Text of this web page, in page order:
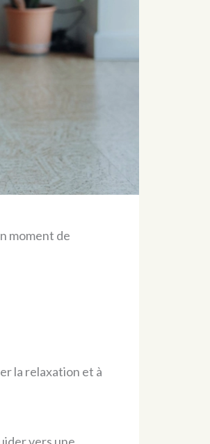
moment de
la relaxation et à
vers une